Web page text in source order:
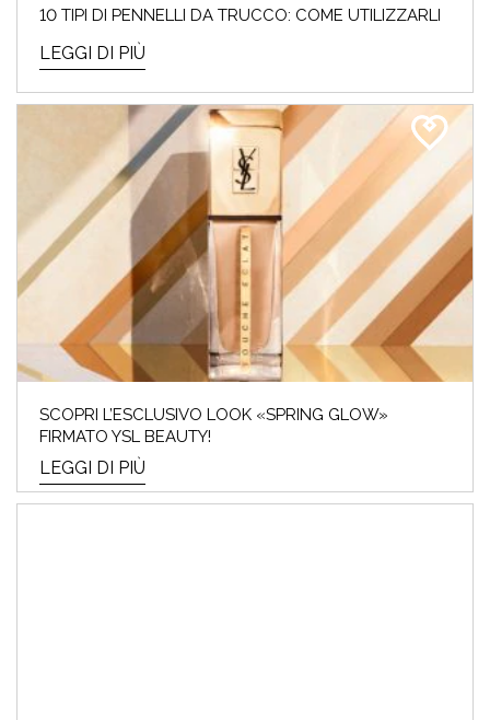
Beauty Addicted non vedevamo l’ora! Perché
LEGGI DI PIÙ
ARMOCROMIA & BEAUTY:
SCOPRI QUAL È LA TUA
PALETTE!
Che cos'è l'Armocromia: ad ogni stagione i
suoi colori "amici". Ti sei mai domandat*
10 TIPI DI PENNELLI DA TRUCCO: COME UTILIZZARLI
LEGGI DI PIÙ
SCOPRI L’ESCLUSIVO LOOK «SPRING GLOW»
FIRMATO YSL BEAUTY!
LEGGI DI PIÙ